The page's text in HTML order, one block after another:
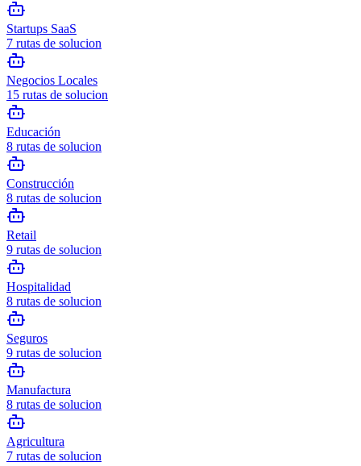
Startups SaaS
7 rutas de solucion
Negocios Locales
15 rutas de solucion
Educación
8 rutas de solucion
Construcción
8 rutas de solucion
Retail
9 rutas de solucion
Hospitalidad
8 rutas de solucion
Seguros
9 rutas de solucion
Manufactura
8 rutas de solucion
Agricultura
7 rutas de solucion